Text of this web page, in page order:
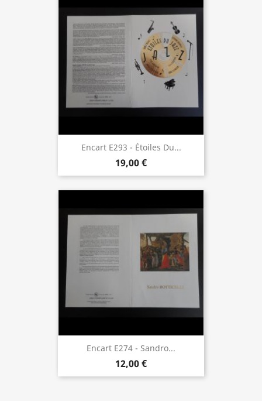
Encart E293 - Étoiles Du...
19,00 €
Encart E274 - Sandro...
12,00 €